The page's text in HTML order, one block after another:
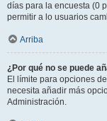
días para la encuesta (0
permitir a lo usuarios
Arriba
¿Por qué no se puede
El límite para opciones
necesita añadir más
Administración.